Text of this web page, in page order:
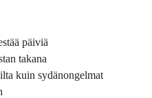
päiviä
takana
kuin sydän­ongelmat